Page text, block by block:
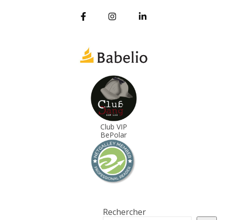
Club VIP
BePolar
Rechercher